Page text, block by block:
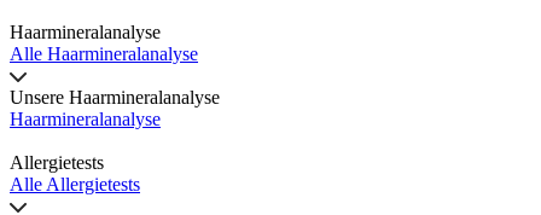
Haarmineralanalyse
Alle Haarmineralanalyse
Unsere Haarmineralanalyse
Haarmineralanalyse
Allergietests
Alle Allergietests